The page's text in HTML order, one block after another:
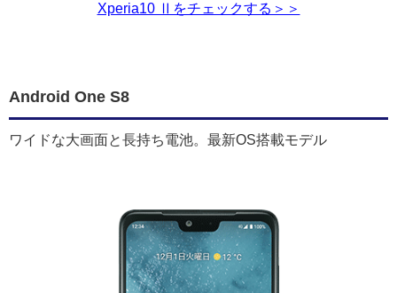
Xperia10 Ⅱをチェックする＞＞
Android One S8
ワイドな大画面と長持ち電池。最新OS搭載モデル